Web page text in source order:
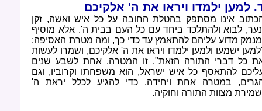
למען ילמדו ויראו את ה' אלקיכם
אינו מסתפק בהטלת החובה על כל איש ואשה, זקן
לבוא ולהתלכד ביחד עם כל העם בבית ה'. אלא מוסיף
מדוע עליהם להתאמץ עד כדי כך, ומה מטרת האסיפה:
ישמעו ולמען ילמדו ויראו את ה' אלקיכם, ושמרו לעשות
כל דברי התורה הזאת". זו המטרה. אחת לשבע שנים
להתאסף כל איש ישראל, הוא משפחתו וקרוביו, וגם
במטרה אחת ויחידה, כדי להגיע לכלל יראת ה'
מצוות התורה וחוקיה.